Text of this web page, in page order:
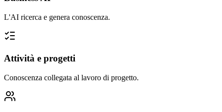
L'AI ricerca e genera conoscenza.
Attività e progetti
Conoscenza collegata al lavoro di progetto.